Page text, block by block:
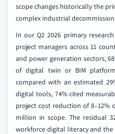
scope changes historically the
complex industrial
In our Q2 2026 primary
project managers across 11
and power generation sectors,
of digital twin or BIM
compared with an estimated
digital tools, 74% cited
project cost reduction of 8–12%
million in scope. The residual
workforce digital literacy and